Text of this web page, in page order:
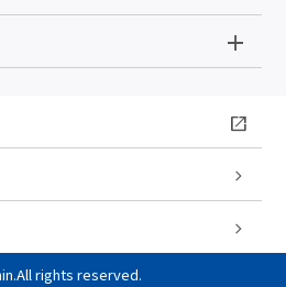
rights reserved.